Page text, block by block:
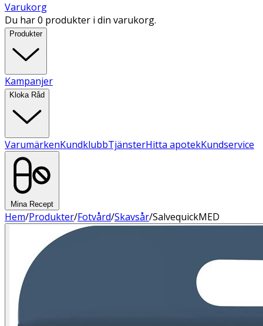
Varukorg
Du har 0 produkter i din varukorg.
Produkter
Kampanjer
Kloka Råd
VarumärkenKundklubbTjänsterHitta apotekKundservice
Mina Recept
Hem/Produkter/Fotvård/Skavsår/SalvequickMED